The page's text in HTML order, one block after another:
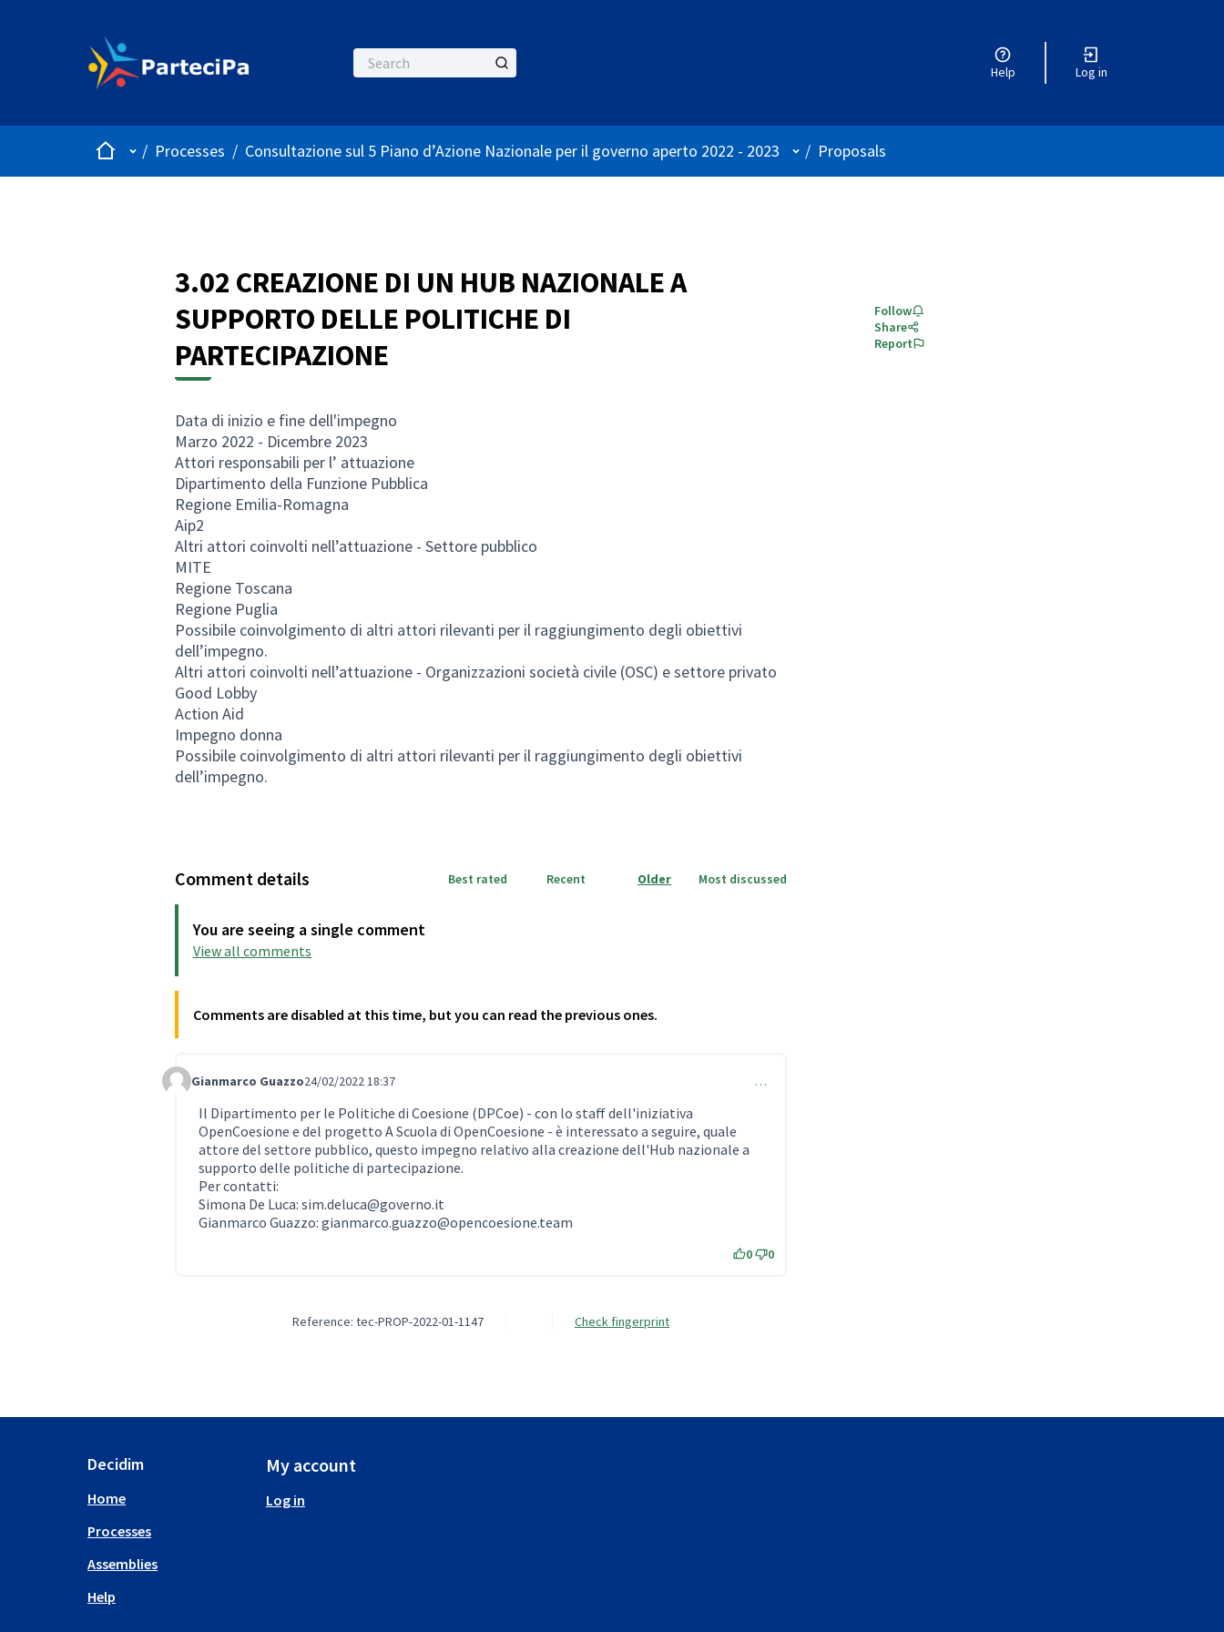
Help Log in
HomeMain menu
/ Processes / Consultazione sul 5 Piano d’Azione Nazionale per il governo aperto 2022 - 2023 User menu
/ Proposals
3.02 CREAZIONE DI UN HUB NAZIONALE A
SUPPORTO DELLE POLITICHE DI
PARTECIPAZIONE
Data di inizio e fine dell'impegno
Marzo 2022 - Dicembre 2023
Attori responsabili per l’ attuazione
Dipartimento della Funzione Pubblica
Regione Emilia-Romagna
Aip2
Altri attori coinvolti nell’attuazione - Settore pubblico
MITE
Regione Toscana
Regione Puglia
Possibile coinvolgimento di altri attori rilevanti per il raggiungimento degli obiettivi
dell’impegno.
Altri attori coinvolti nell’attuazione - Organizzazioni società civile (OSC) e settore privato
Good Lobby
Action Aid
Impegno donna
Possibile coinvolgimento di altri attori rilevanti per il raggiungimento degli obiettivi
dell’impegno.
Follow
Share
Report
Comment details Best rated Recent Older Most discussed
You are seeing a single comment
View all comments
Comments are disabled at this time, but you can read the previous ones.
Comment 612
Gianmarco Guazzo24/02/2022 18:37 …
Il Dipartimento per le Politiche di Coesione (DPCoe) - con lo staff dell'iniziativa
OpenCoesione e del progetto A Scuola di OpenCoesione - è interessato a seguire, quale
attore del settore pubblico, questo impegno relativo alla creazione dell'Hub nazionale a
supporto delle politiche di partecipazione.
Per contatti:
Simona De Luca: sim.deluca@governo.it
Gianmarco Guazzo: gianmarco.guazzo@opencoesione.team
0 0
Reference: tec-PROP-2022-01-1147 Check fingerprint
Decidim
Home
Processes
Assemblies
Help
My account
Log in